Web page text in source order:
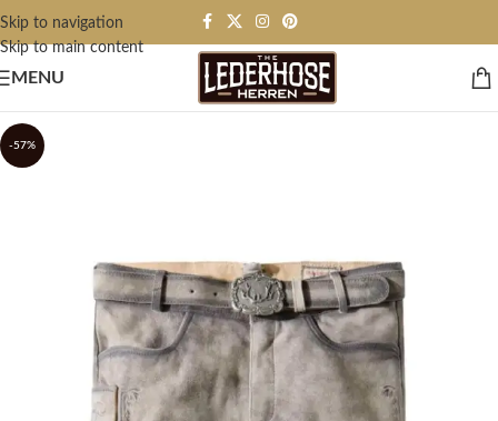
Skip to navigation
Skip to main content
MENU
-57%